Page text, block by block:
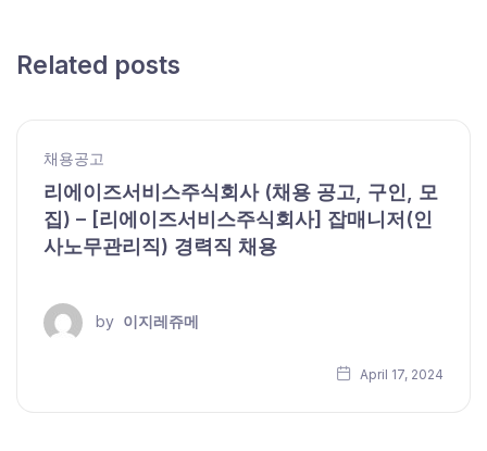
Related posts
채용공고
리에이즈서비스주식회사 (채용 공고, 구인, 모
집) – [리에이즈서비스주식회사] 잡매니저(인
사노무관리직) 경력직 채용
by 이지레쥬메
April 17, 2024